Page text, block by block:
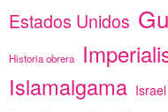
Estados Unidos
Historia obrera
Islamalgama Israel